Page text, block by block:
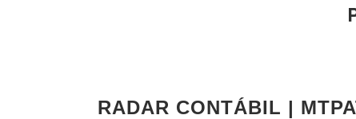
RADAR CONTÁBIL |